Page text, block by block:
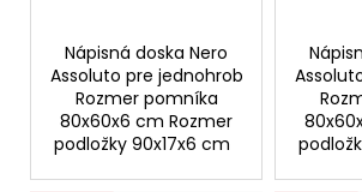
Nápisná doska Nero
Assoluto pre jednohrob
Rozmer pomníka
80x60x6 cm Rozmer
podložky 90x17x6 cm